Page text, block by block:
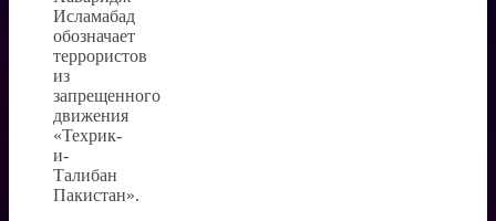
Исламабад
обозначает
террористов
из
запрещенного
движения
«Техрик-
и-
Талибан
Пакистан».